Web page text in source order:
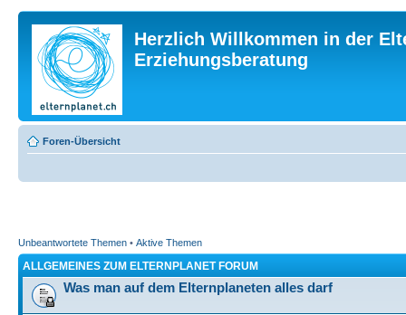
Herzlich Willkommen in der
Erziehungsberatung
Foren-Übersicht
Unbeantwortete Themen • Aktive Themen
ALLGEMEINES ZUM ELTERNPLANET FORUM
Was man auf dem Elternplaneten alles darf